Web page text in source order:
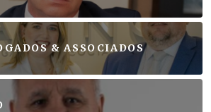
& ASSOCIADOS